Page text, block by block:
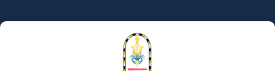
إلى
المحتوى